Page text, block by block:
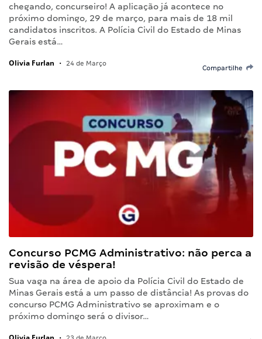
chegando, concurseiro! A aplicação já acontece no
próximo domingo, 29 de março, para mais de 18 mil
candidatos inscritos. A Polícia Civil do Estado de Minas
Gerais está…
Olivia Furlan • 24 de Março
Compartilhe
Concurso PCMG Administrativo: não perca a
revisão de véspera!
Sua vaga na área de apoio da Polícia Civil do Estado de
Minas Gerais está a um passo de distância! As provas do
concurso PCMG Administrativo se aproximam e o
próximo domingo será o divisor…